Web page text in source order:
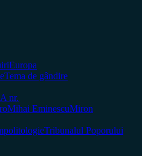
Europa
Tema de gândire
nr.
Mihai EminescuMiron
politologieTribunalul Poporului